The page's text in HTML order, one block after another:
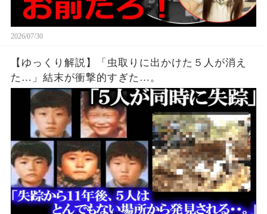
2026/07/30
【ゆっくり解説】「虫取りに出かけた５人が消え
た…」結末が衝撃的すぎた…。